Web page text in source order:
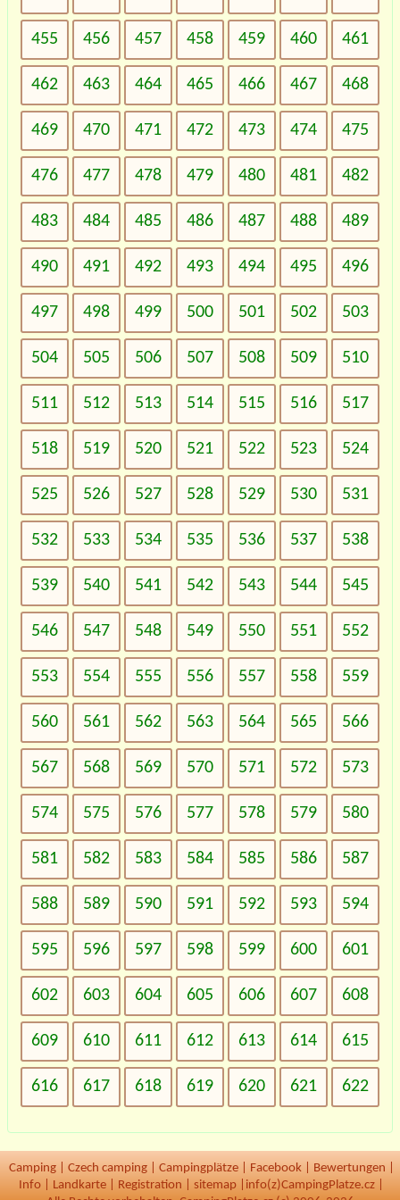
455 456 457 458 459 460 461
462 463 464 465 466 467 468
469 470 471 472 473 474 475
476 477 478 479 480 481 482
483 484 485 486 487 488 489
490 491 492 493 494 495 496
497 498 499 500 501 502 503
504 505 506 507 508 509 510
511 512 513 514 515 516 517
518 519 520 521 522 523 524
525 526 527 528 529 530 531
532 533 534 535 536 537 538
539 540 541 542 543 544 545
546 547 548 549 550 551 552
553 554 555 556 557 558 559
560 561 562 563 564 565 566
567 568 569 570 571 572 573
574 575 576 577 578 579 580
581 582 583 584 585 586 587
588 589 590 591 592 593 594
595 596 597 598 599 600 601
602 603 604 605 606 607 608
609 610 611 612 613 614 615
616 617 618 619 620 621 622
Camping Czech camping Campingplätze Facebook Bewertungen
Info
Landkarte Registration sitemap
info(z)CampingPlatze.cz |